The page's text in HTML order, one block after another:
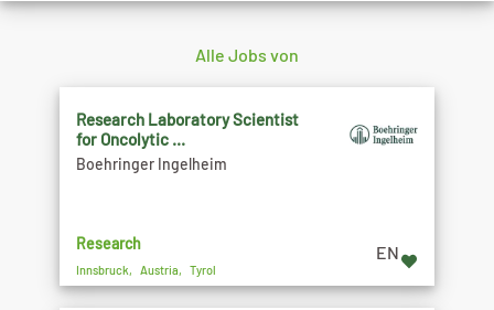
Alle Jobs von
Research Laboratory Scientist
for Oncolytic ...
Boehringer Ingelheim
Research
Innsbruck, Austria, Tyrol
EN